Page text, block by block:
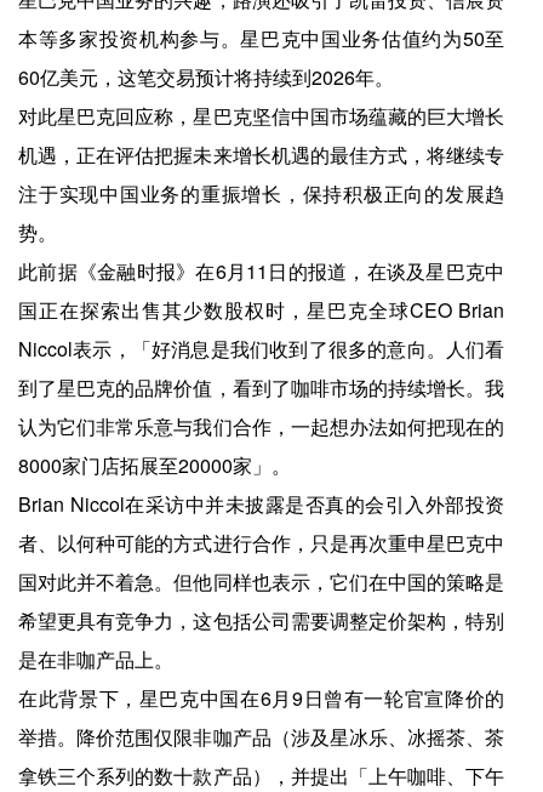
本等多家投资机构参与。星巴克中国业务估值约为50至
60亿美元，这笔交易预计将持续到2026年。
对此星巴克回应称，星巴克坚信中国市场蕴藏的巨大增长
机遇，正在评估把握未来增长机遇的最佳方式，将继续专
注于实现中国业务的重振增长，保持积极正向的发展趋
势。
此前据《金融时报》在6月11日的报道，在谈及星巴克中
国正在探索出售其少数股权时，星巴克全球CEO Brian
Niccol表示，「好消息是我们收到了很多的意向。人们看
到了星巴克的品牌价值，看到了咖啡市场的持续增长。我
认为它们非常乐意与我们合作，一起想办法如何把现在的
8000家门店拓展至20000家」。
Brian Niccol在采访中并未披露是否真的会引入外部投资
者、以何种可能的方式进行合作，只是再次重申星巴克中
国对此并不着急。但他同样也表示，它们在中国的策略是
希望更具有竞争力，这包括公司需要调整定价架构，特别
是在非咖产品上。
在此背景下，星巴克中国在6月9日曾有一轮官宣降价的
举措。降价范围仅限非咖产品（涉及星冰乐、冰摇茶、茶
拿铁三个系列的数十款产品），并提出「上午咖啡、下午